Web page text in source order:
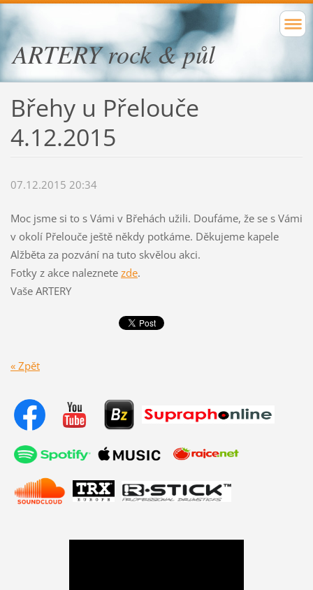
ARTERY rock & půl
Břehy u Přelouče
4.12.2015
07.12.2015 20:34
Moc jsme si to s Vámi v Břehách užili. Doufáme, že se s Vámi
v okolí Přelouče ještě někdy potkáme. Děkujeme kapele
Alžběta za pozvání na tuto skvělou akci.
Fotky z akce naleznete zde.
Vaše ARTERY
« Zpět